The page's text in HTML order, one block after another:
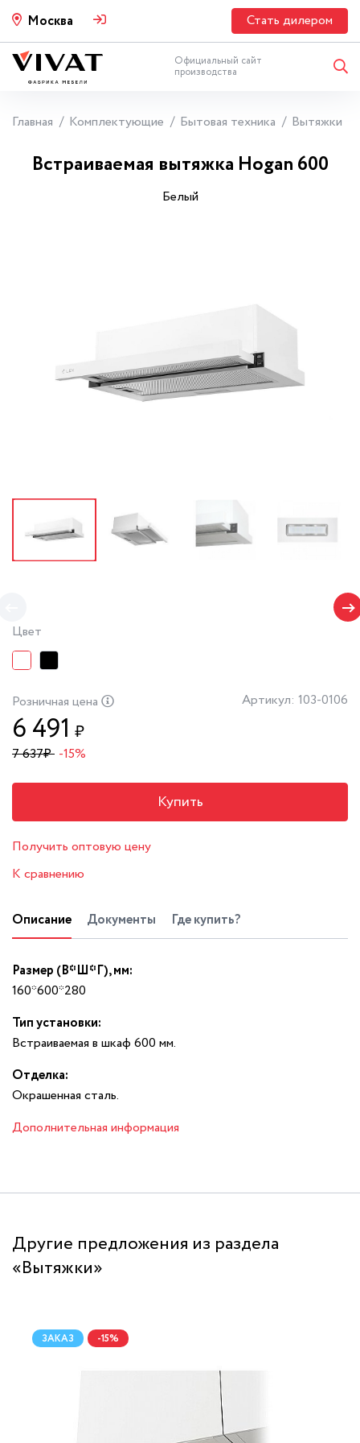
Москва Стать дилером
Официальный сайт
производства
Главная Комплектующие Бытовая техника Вытяжки
Встраиваемая вытяжка Hogan 600
Белый
Цвет
Розничная цена
6 491 ₽
7 637₽ -15%
Артикул: 103-0106
Купить
Получить оптовую цену
К сравнению
Описание Документы Где купить?
Размер (В*Ш*Г), мм:
160*600*280
Тип установки:
Встраиваемая в шкаф 600 мм.
Отделка:
Окрашенная сталь.
Дополнительная информация
Другие предложения из раздела
«Вытяжки»
ЗАКАЗ -15%